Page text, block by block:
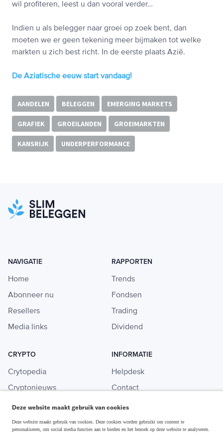
wil profiteren, leest u dan vooral verder…
Indien u als belegger naar groei op zoek bent, dan
moeten we er geen tekening meer bijmaken tot welke
markten u zich best richt. In de eerste plaats Azië.
De Aziatische eeuw start vandaag!
AANDELEN BELEGGEN EMERGING MARKETS
GRAFIEK GROEILANDEN GROEIMARKTEN
KANSRIJK UNDERPERFORMANCE
NAVIGATIE
Home
Abonneer nu
Resellers
Media links
RAPPORTEN
Trends
Fondsen
Trading
Dividend
CRYPTO
Crytopedia
Cryptonieuws
Crypto koopgids
Investeren in crypto
INFORMATIE
Helpdesk
Contact
Adverteren
Deze website maakt gebruik van cookies
Deze website maakt gebruik van cookies. Deze cookies worden gebruikt om content te
personaliseren, om social media functies aan te bieden en het bezoek op deze website te analyseren.